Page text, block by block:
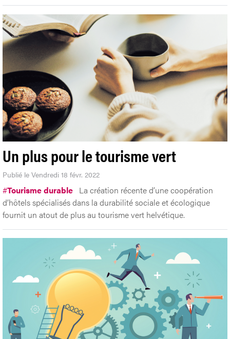
Un plus pour le tourisme vert
Publié le Vendredi 18 févr. 2022
#Tourisme durable La création récente d’une coopération
d’hôtels spécialisés dans la durabilité sociale et écologique
fournit un atout de plus au tourisme vert helvétique.